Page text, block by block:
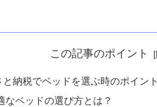
この記事のポイント
と納税でベッドを選ぶ時のポイント
なベッドの選び方とは？